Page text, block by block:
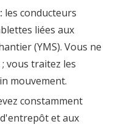
les conducteurs
liées aux
(YMS). Vous ne
vous traitez les
mouvement.
constamment
et aux